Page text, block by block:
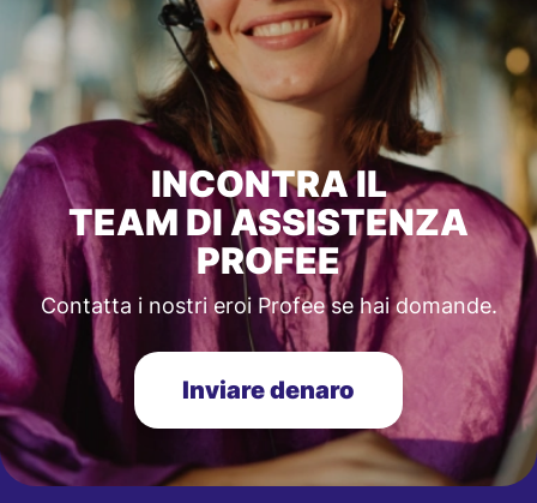
INCONTRA IL
TEAM DI ASSISTENZA
PROFEE
Contatta i nostri eroi Profee se hai domande.
Inviare denaro